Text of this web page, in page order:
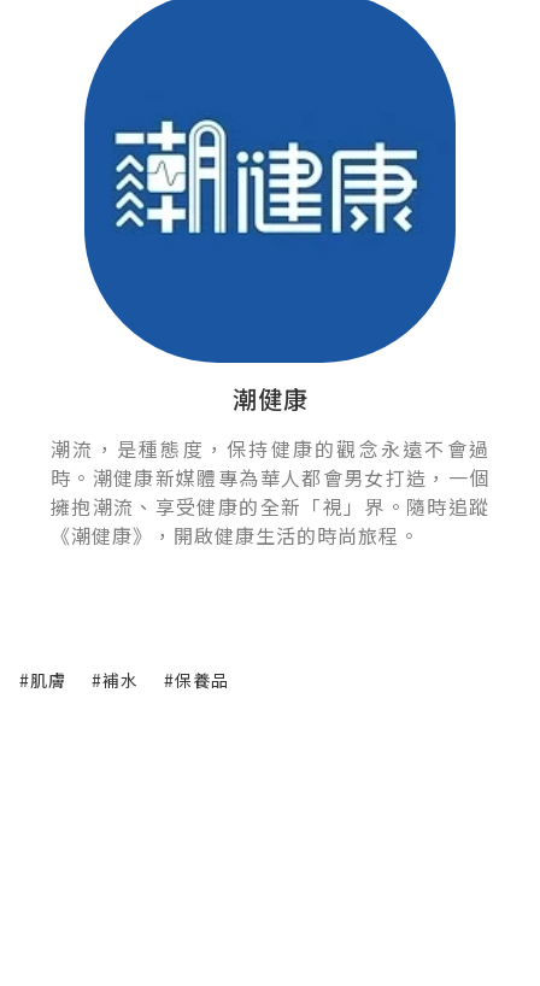
潮健康
潮流，是種態度，保持健康的觀念永遠不會過
時。潮健康新媒體專為華人都會男女打造，一個
擁抱潮流、享受健康的全新「視」界。隨時追蹤
《潮健康》，開啟健康生活的時尚旅程。
#肌膚 #補水 #保養品